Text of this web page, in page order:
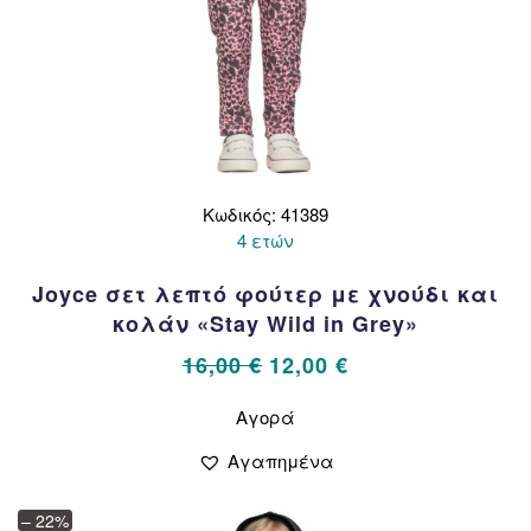
Κωδικός: 41389
4 ετών
Joyce σετ λεπτό φούτερ με χνούδι και
κολάν «Stay Wild in Grey»
16,00€ Original
was:
16,00 €.
12,00 €
Αγορά
έχει
παραλλαγές.
Αγαπημένα
– 22%